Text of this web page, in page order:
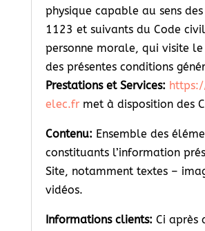
physique capable au sens
1123 et suivants du Code
personne morale, qui visite
des présentes conditions
Prestations et Services:
elec.fr met à disposition des
Contenu: Ensemble des
constituants l’information
Site, notamment textes –
vidéos.
Informations clients: Ci après